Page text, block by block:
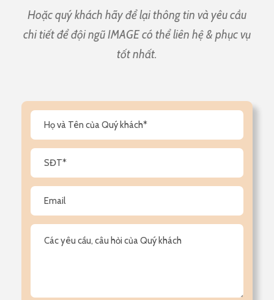
Hoặc quý khách hãy để lại thông tin và yêu cầu
chi tiết để đội ngũ IMAGE có thể liên hệ & phục vụ
tốt nhất.